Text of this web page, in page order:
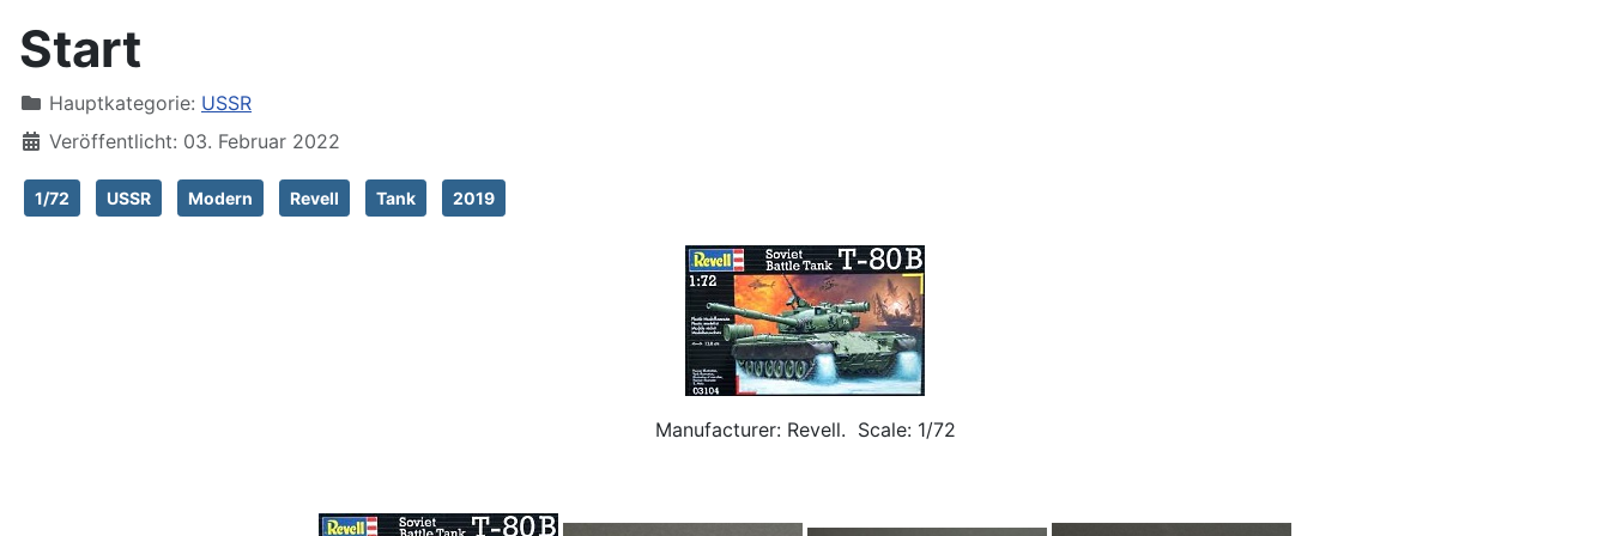
Start
Hauptkategorie: USSR
Veröffentlicht: 03. Februar 2022
1/72 USSR Modern Revell Tank 2019
Manufacturer: Revell. Scale: 1/72